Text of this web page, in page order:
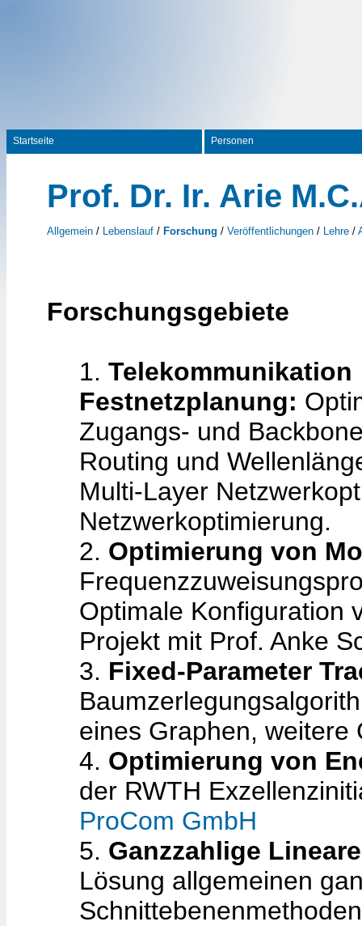
Startseite Personen
Prof. Dr. Ir. Arie
Allgemein / Lebenslauf / Forschung / Veröffentlichungen / Lehre /
Forschungsgebiete
1. Telekommunikation
Festnetzplanung:
Zugangs- und
Routing und
Multi-Layer
Netzwerkoptimierung.
2. Optimierung von
Optimale Konfiguration
Projekt mit Prof. Anke
3. Fixed-Parameter
eines Graphen, weitere
4. Optimierung von
der RWTH
ProCom GmbH
5. Ganzzahlige
Lösung allgemeinen